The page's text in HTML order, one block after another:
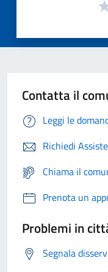
Contatta il
Leggi le
Richiedi
Chiama il
Prenota un
Problemi in
Segnala